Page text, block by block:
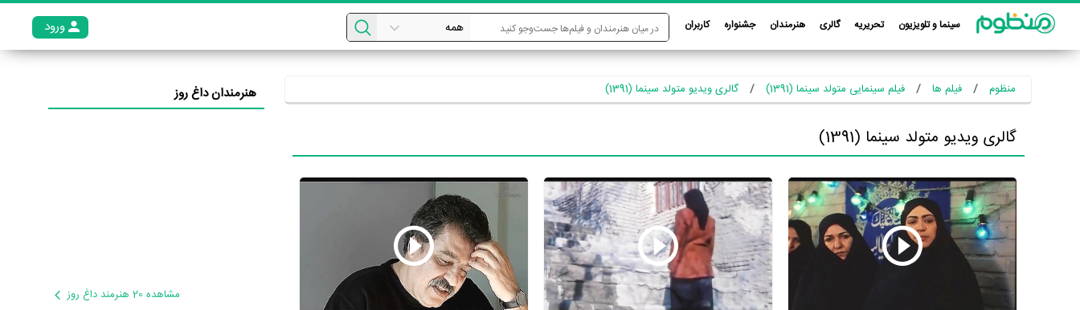
سینما و تلویزیون تحریریه گالری هنرمندان جشنواره کاربران ورود
منظوم فیلم ها فیلم سینمایی متولد سینما (1391) گالری ویدیو متولد سینما (1391)
گالری ویدیو متولد سینما (1391)
هنرمندان داغ روز
مشاهده 20 هنرمند داغ روز